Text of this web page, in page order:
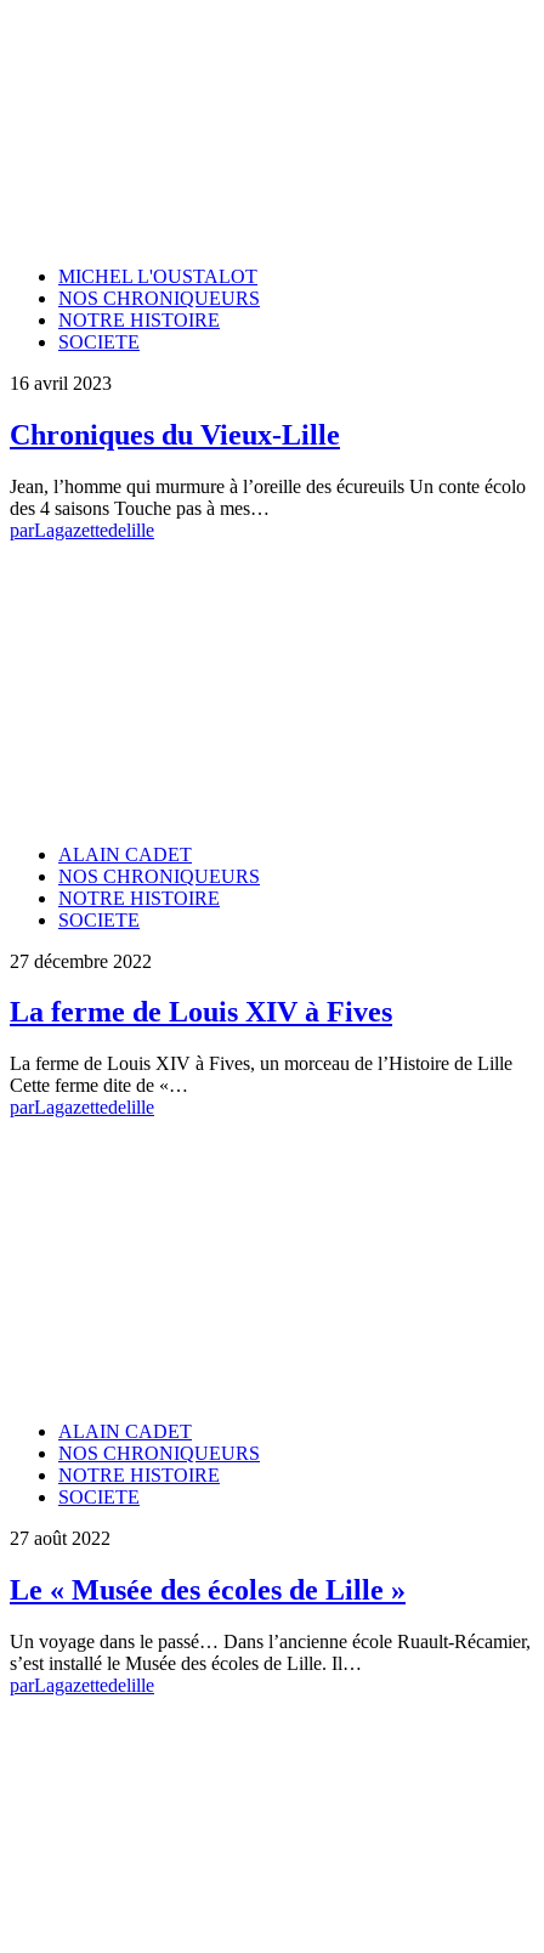
MICHEL L'OUSTALOT
NOS CHRONIQUEURS
NOTRE HISTOIRE
SOCIETE
16 avril 2023
Chroniques du Vieux-Lille
Jean, l’homme qui murmure à l’oreille des écureuils Un conte écolo
des 4 saisons Touche pas à mes…
parLagazettedelille
ALAIN CADET
NOS CHRONIQUEURS
NOTRE HISTOIRE
SOCIETE
27 décembre 2022
La ferme de Louis XIV à Fives
La ferme de Louis XIV à Fives, un morceau de l’Histoire de Lille
Cette ferme dite de «…
parLagazettedelille
ALAIN CADET
NOS CHRONIQUEURS
NOTRE HISTOIRE
SOCIETE
27 août 2022
Le « Musée des écoles de Lille »
Un voyage dans le passé… Dans l’ancienne école Ruault-Récamier,
s’est installé le Musée des écoles de Lille. Il…
parLagazettedelille